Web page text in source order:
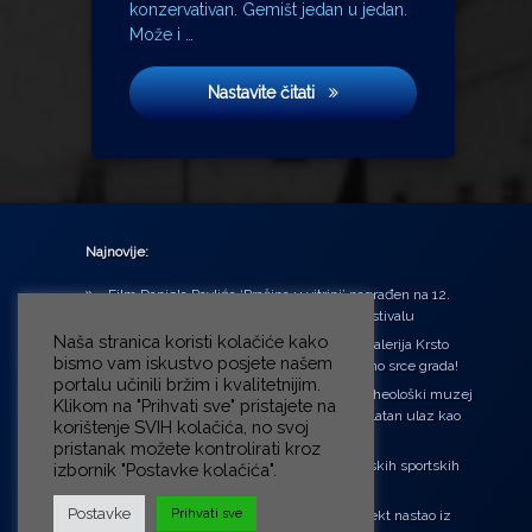
konzervativan. Gemišt jedan u jedan.
Može i …
Nastavite čitatiTri u jedan
Najnovije:
Film Daniela Pavlića ‘Prašina u vitrini’ nagrađen na 12.
Green Montenegro International Film Festivalu
U središtu Petrinje otvorena obnovljena Galerija Krsto
Hegedušić: Kultura vraćena kući, u samo srce grada!
Od petka do nedjelje (31.7. – 2.8.2026.) Arheološki muzej
u Zagrebu otvara vrata građanima: Besplatan ulaz kao
zaklon od toplinskog vala
‘Ni med cvetjem ni pravice’ na Aleji hrvatskih sportskih
“Rubikova kocka – složi svoju priču”, projekt nastao iz
Naša stranica koristi kolačiće kako
bismo vam iskustvo posjete našem
portalu učinili bržim i kvalitetnijim.
Klikom na "Prihvati sve" pristajete na
korištenje SVIH kolačića, no svoj
pristanak možete kontrolirati kroz
izbornik "Postavke kolačića".
Postavke Prihvati sve